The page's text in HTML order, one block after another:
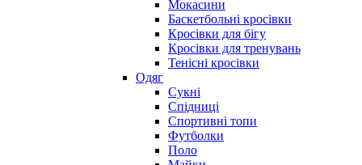
Мокасини
Баскетбольні кросівки
Кросівки для бігу
Кросівки для тренувань
Тенісні кросівки
Одяг
Сукні
Спідниці
Спортивні топи
Футболки
Поло